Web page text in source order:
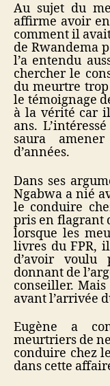
Au sujet du
affirme avoir
comment il
de Rwandema
l’a entendu
chercher le
du meurtre
le témoignage
à la vérité car
ans.
saura
d’années.
Dans ses
Ngabwa a nié
le conduire
pris en flagrant
lorsque les
livres du FPR,
d’avoir
donnant de
conseiller.
avant l’arrivée
Eugène a
meurtriers de
conduire chez
dans cette